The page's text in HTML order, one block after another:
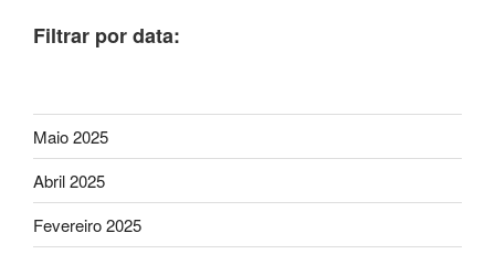
Filtrar por data:
Maio 2025
Abril 2025
Fevereiro 2025